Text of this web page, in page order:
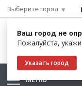
Выберите город
Ваш город не
Пожалуйста,
Указать город
МЕНЮ